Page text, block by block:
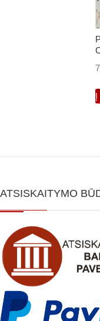
Į
ATSISKAITYMO